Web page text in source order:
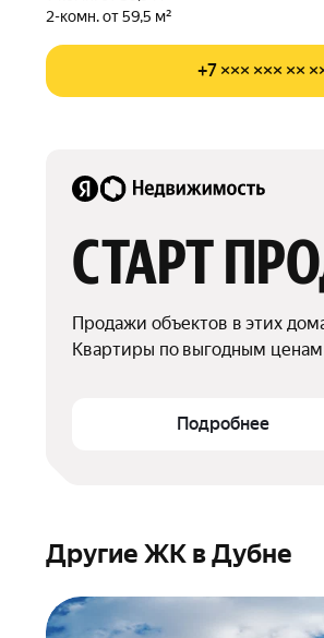
2-комн. от 59,5 м²
+7 ××× ××× ××
СТАРТ
Продажи объектов в этих
Квартиры по выгодным
Подробнее
Другие ЖК в Дубне